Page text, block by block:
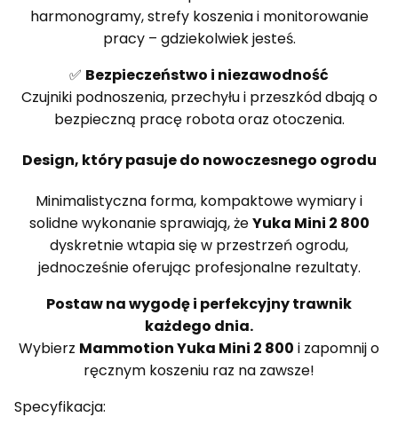
harmonogramy, strefy koszenia i monitorowanie
pracy – gdziekolwiek jesteś.
✅ Bezpieczeństwo i niezawodność
Czujniki podnoszenia, przechyłu i przeszkód dbają o
bezpieczną pracę robota oraz otoczenia.
Design, który pasuje do nowoczesnego ogrodu
Minimalistyczna forma, kompaktowe wymiary i
solidne wykonanie sprawiają, żeYuka Mini 2 800
dyskretnie wtapia się w przestrzeń ogrodu,
jednocześnie oferując profesjonalne rezultaty.
Postaw na wygodę i perfekcyjny trawnik
każdego dnia.
Wybierz MammotionYuka Mini 2 800 i zapomnij o
ręcznym koszeniu raz na zawsze!
Specyfikacja: